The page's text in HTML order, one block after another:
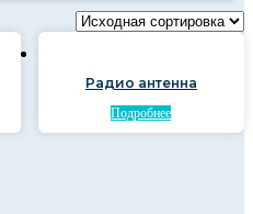
Радио антенна
Подробнее